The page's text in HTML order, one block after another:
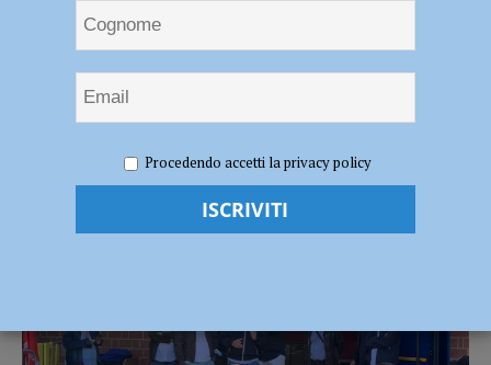
Novembre 2021
Procedendo accetti la privacy policy